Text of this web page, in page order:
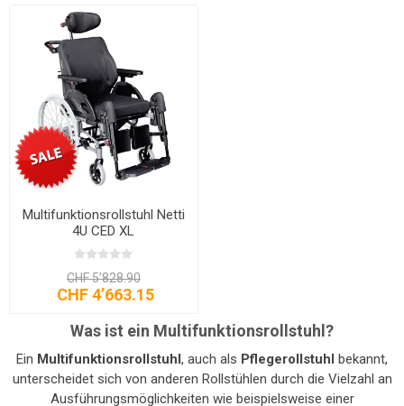
Multifunktionsrollstuhl Netti
4U CED XL
CHF 5’828.90
CHF 4’663.15
Was ist ein Multifunktionsrollstuhl?
Ein Multifunktionsrollstuhl, auch als Pflegerollstuhl bekannt,
unterscheidet sich von anderen Rollstühlen durch die Vielzahl an
Ausführungsmöglichkeiten wie beispielsweise einer